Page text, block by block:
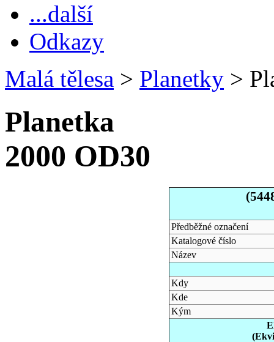
...další
Odkazy
Malá tělesa > Planetky >
Planetka
2000 OD30
Předběžné označení
Katalogové číslo
Název
Kdy
Kde
Kým